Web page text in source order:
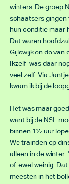
winters. De groep
schaatsers gingen
hun conditie maar
Dat waren
Gijlswijk en de van
Ikzelf was daar
veel zelf. Via
kwam ik bij de
Het was maar
want bij de NSL
binnen 1½ uur
We trainden op
alleen in de winter.
oftewel weinig.
meesten in het